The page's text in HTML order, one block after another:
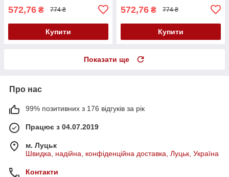
572,76 ₴ 774 ₴
Купити
572,76 ₴ 774 ₴
Купити
Показати ще
Про нас
99% позитивних з 176 відгуків за рік
Працює з 04.07.2019
м. Луцьк
Швидка, надійна, конфіденційна доставка, Луцьк, Україна
Контакти